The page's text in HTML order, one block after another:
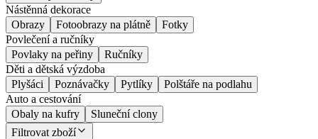
Nástěnná dekorace
Obrazy
Fotoobrazy na plátně
Fotky
Povlečení a ručníky
Povlaky na peřiny
Ručníky
Děti a dětská výzdoba
Plyšáci
Poznávačky Pytlíky
Polštáře na podlahu
Auto a cestování
Obaly na kufry
Sluneční clony
Filtrovat zboží